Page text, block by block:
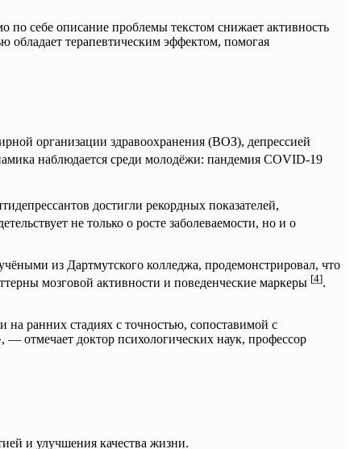
по себе описание проблемы текстом снижает активность
обладает терапевтическим эффектом, помогая
организации здравоохранения (ВОЗ), депрессией
наблюдается среди молодёжи: пандемия COVID-19
достигли рекордных показателей,
не только о росте заболеваемости, но и о
из Дартмутского колледжа, продемонстрировал, что
мозговой активности и поведенческие маркеры [4].
на ранних стадиях с точностью, сопоставимой с
отмечает доктор психологических наук, профессор
и улучшения качества жизни.